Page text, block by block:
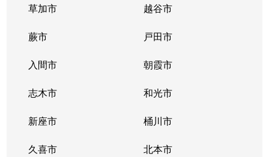
草加市 越谷市
蕨市 戸田市
入間市 朝霞市
志木市 和光市
新座市 桶川市
久喜市 北本市